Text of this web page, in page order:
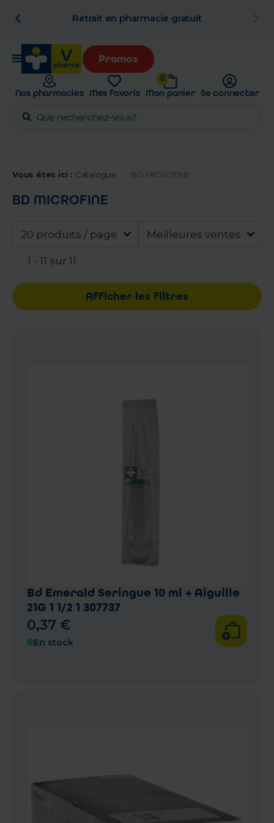
Retrait en pharmacie gratuit
Promos
Nos pharmacies Mes favoris
0
Mon panier Se connecter
Vous êtes ici : Catalogue BD MICROFINE
BD MICROFINE
20 produits / page Meilleures ventes
1 - 11 sur 11
Afficher les filtres
Bd Emerald Seringue 10 ml + Aiguille
21G 1 1/2 1 307737
0,37 €
En stock